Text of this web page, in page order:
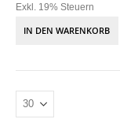
Exkl. 19% Steuern
IN DEN WARENKORB